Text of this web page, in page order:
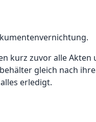
kurz zuvor alle Akten
gleich nach
erledigt.